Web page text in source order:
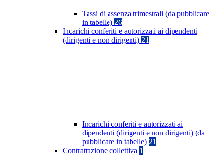
Tassi di assenza trimestrali (da pubblicare
in tabelle) 26
Incarichi conferiti e autorizzati ai dipendenti
(dirigenti e non dirigenti) 21
Incarichi conferiti e autorizzati ai
dipendenti (dirigenti e non dirigenti) (da
pubblicare in tabelle) 21
Contrattazione collettiva 1